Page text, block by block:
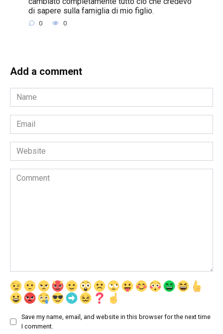
di sapere sulla famiglia di mio figlio.
0 0
Add a comment
Name
*
Email
*
Website
Comment
Save my name, email, and website in this browser for the next time
I comment.